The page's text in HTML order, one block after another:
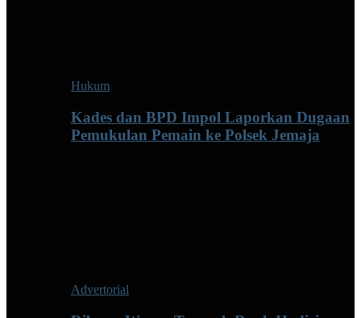
Hukum
Kades dan BPD Impol Laporkan Dugaan
Pemukulan Pemain ke Polsek Jemaja
Advertorial